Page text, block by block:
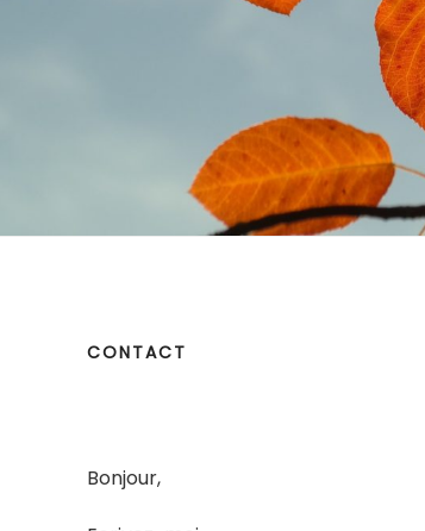
CONTACT
Bonjour,